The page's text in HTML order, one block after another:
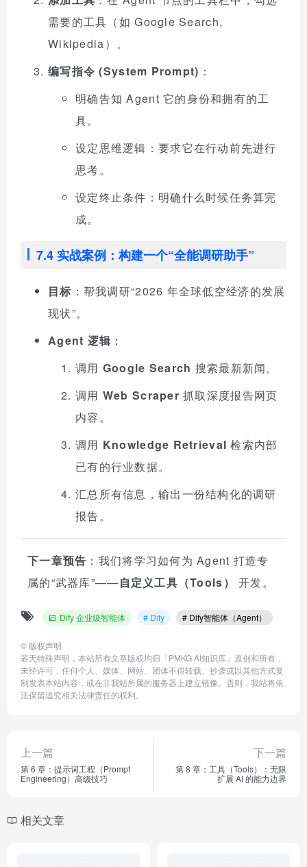
需要的工具（如 Google Search,
Wikipedia）。
编写指令 (System Prompt) ：
明确告知 Agent 它的身份和拥有的工
具。
设定思维逻辑：要求它在行动前先进行
思考。
设定终止条件：明确什么时候任务算完
成。
7.4 实战案例：构建一个“全能调研助手”
目标 ：帮我调研“2026 年全球低空经济的发展
现状”。
Agent 逻辑 ：
调用 Google Search 搜索最新新闻。
调用 Web Scraper 抓取深度报告网页
内容。
调用 Knowledge Retrieval 检索内部
已有的行业数据。
汇总所有信息，输出一份结构化的调研
报告。
下一章预告 ：我们将学习如何为 Agent 打造专
属的“武器库”——自定义工具（Tools） 开发。
Dify 企业级智能体 # Dify # Dify智能体（Agent）
© 版权声明
若无特殊声明，本站所有文章版权均归「PMKG AI知识库」原创和所有，
未经许可，任何个人、媒体、网站、团体不得转载、抄袭或以其他方式复
制发表本站内容，或在非我站所属的服务器上建立镜像。否则，我站将依
法保留追究相关法律责任的权利。
上一篇
第 6 章：提示词工程（Prompt
Engineering）高级技巧
下一篇
第 8 章：工具（Tools）：无限
扩展 AI 的能力边界
相关文章